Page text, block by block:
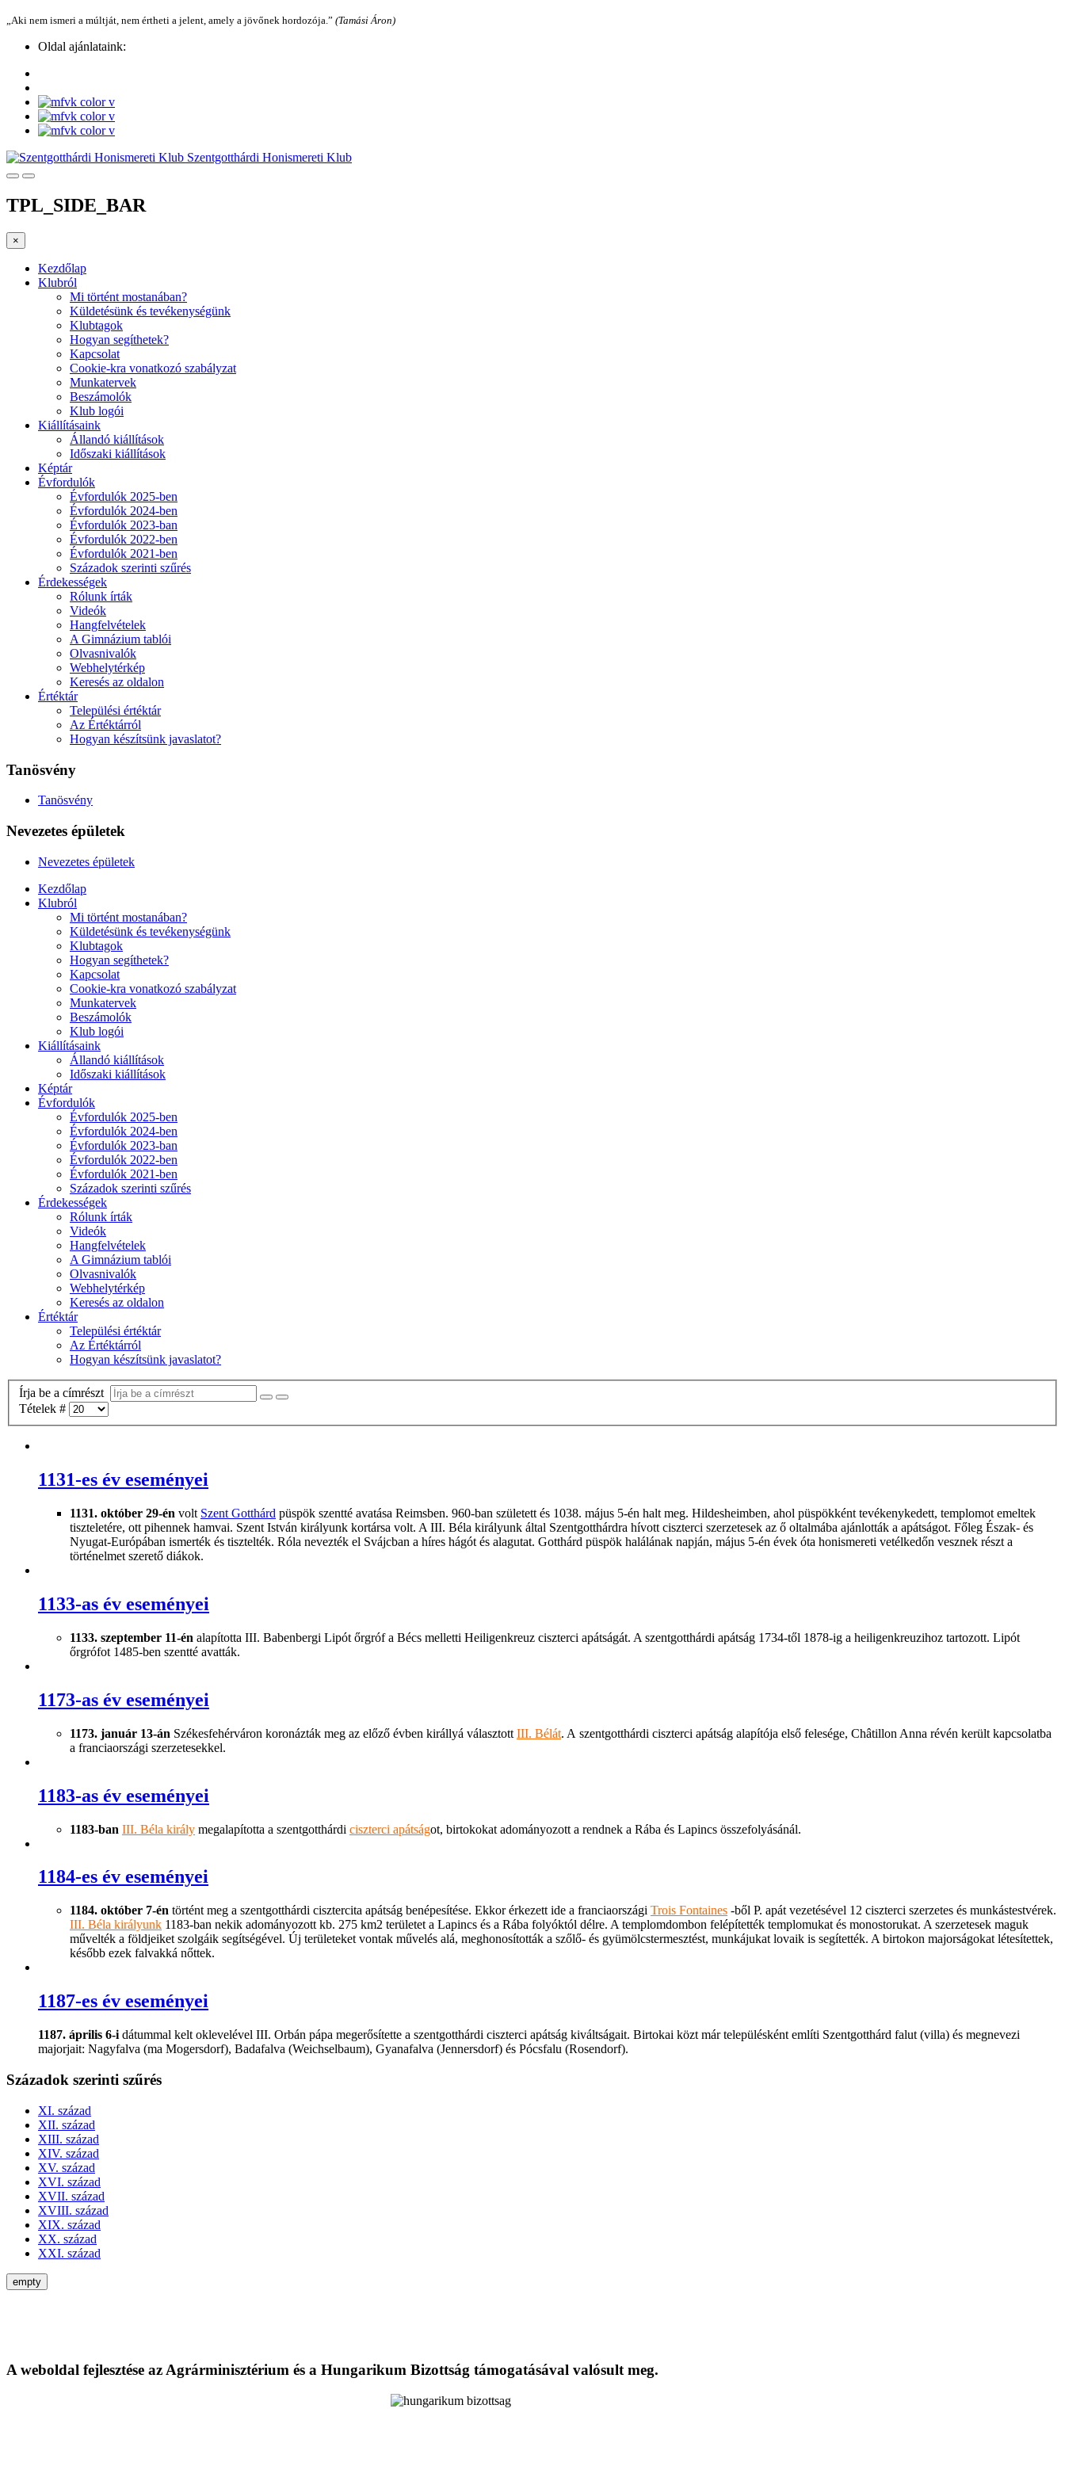
„Aki nem ismeri a múltját, nem értheti a jelent, amely a jövőnek hordozója.” (Tamási Áron)
Oldal ajánlataink:
Szentgotthárdi Honismereti Klub
TPL_SIDE_BAR
×
Kezdőlap
Klubról
Mi történt mostanában?
Küldetésünk és tevékenységünk
Klubtagok
Hogyan segíthetek?
Kapcsolat
Cookie-kra vonatkozó szabályzat
Munkatervek
Beszámolók
Klub logói
Kiállításaink
Állandó kiállítások
Időszaki kiállítások
Képtár
Évfordulók
Évfordulók 2025-ben
Évfordulók 2024-ben
Évfordulók 2023-ban
Évfordulók 2022-ben
Évfordulók 2021-ben
Századok szerinti szűrés
Érdekességek
Rólunk írták
Videók
Hangfelvételek
A Gimnázium tablói
Olvasnivalók
Webhelytérkép
Keresés az oldalon
Értéktár
Települési értéktár
Az Értéktárról
Hogyan készítsünk javaslatot?
Tanösvény
Tanösvény
Nevezetes épületek
Nevezetes épületek
Kezdőlap
Klubról
Mi történt mostanában?
Küldetésünk és tevékenységünk
Klubtagok
Hogyan segíthetek?
Kapcsolat
Cookie-kra vonatkozó szabályzat
Munkatervek
Beszámolók
Klub logói
Kiállításaink
Állandó kiállítások
Időszaki kiállítások
Képtár
Évfordulók
Évfordulók 2025-ben
Évfordulók 2024-ben
Évfordulók 2023-ban
Évfordulók 2022-ben
Évfordulók 2021-ben
Századok szerinti szűrés
Érdekességek
Rólunk írták
Videók
Hangfelvételek
A Gimnázium tablói
Olvasnivalók
Webhelytérkép
Keresés az oldalon
Értéktár
Települési értéktár
Az Értéktárról
Hogyan készítsünk javaslatot?
Írja be a címrészt
Tételek #
1131-es év eseményei
1131. október 29-én volt Szent Gotthárd püspök szentté avatása Reimsben. 960-ban született és 1038. május 5-én halt meg. Hildesheimben, ahol püspökként tevékenykedett, templomot emeltek
tiszteletére, ott pihennek hamvai. Szent István királyunk kortársa volt. A III. Béla királyunk által Szentgotthárdra hívott ciszterci szerzetesek az ő oltalmába ajánlották a apátságot. Főleg Észak- és
Nyugat-Európában ismerték és tisztelték. Róla nevezték el Svájcban a híres hágót és alagutat. Gotthárd püspök halálának napján, május 5-én évek óta honismereti vetélkedőn vesznek részt a
történelmet szerető diákok.
1133-as év eseményei
1133. szeptember 11-én alapította III. Babenbergi Lipót őrgróf a Bécs melletti Heiligenkreuz ciszterci apátságát. A szentgotthárdi apátság 1734-től 1878-ig a heiligenkreuzihoz tartozott. Lipót
őrgrófot 1485-ben szentté avatták.
1173-as év eseményei
1173. január 13-án Székesfehérváron koronázták meg az előző évben királlyá választott III. Bélát. A szentgotthárdi ciszterci apátság alapítója első felesége, Châtillon Anna révén került kapcsolatba
a franciaországi szerzetesekkel.
1183-as év eseményei
1183-ban III. Béla király megalapította a szentgotthárdi ciszterci apátságot, birtokokat adományozott a rendnek a Rába és Lapincs összefolyásánál.
1184-es év eseményei
1184. október 7-én történt meg a szentgotthárdi cisztercita apátság benépesítése. Ekkor érkezett ide a franciaországi Trois Fontaines -ből P. apát vezetésével 12 ciszterci szerzetes és munkástestvérek.
III. Béla királyunk 1183-ban nekik adományozott kb. 275 km2 területet a Lapincs és a Rába folyóktól délre. A templomdombon felépítették templomukat és monostorukat. A szerzetesek maguk
művelték a földjeiket szolgáik segítségével. Új területeket vontak művelés alá, meghonosították a szőlő- és gyümölcstermesztést, munkájukat lovaik is segítették. A birtokon majorságokat létesítettek,
később ezek falvakká nőttek.
1187-es év eseményei
1187. április 6-i dátummal kelt oklevelével III. Orbán pápa megerősítette a szentgotthárdi ciszterci apátság kiváltságait. Birtokai közt már településként említi Szentgotthárd falut (villa) és megnevezi
majorjait: Nagyfalva (ma Mogersdorf), Badafalva (Weichselbaum), Gyanafalva (Jennersdorf) és Pócsfalu (Rosendorf).
Századok szerinti szűrés
XI. század
XII. század
XIII. század
XIV. század
XV. század
XVI. század
XVII. század
XVIII. század
XIX. század
XX. század
XXI. század
empty
A weboldal fejlesztése az Agrárminisztérium és a Hungarikum Bizottság támogatásával valósult meg.